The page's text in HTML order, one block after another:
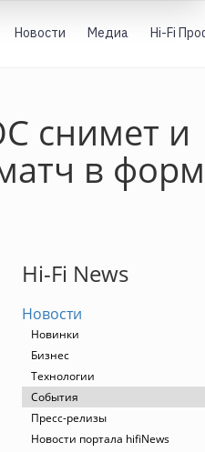
Новости Медиа Hi-Fi
снимет и
в
Hi-Fi News
Новости
Новинки
Бизнес
Технологии
События
Пресс-релизы
Новости портала hifiNews